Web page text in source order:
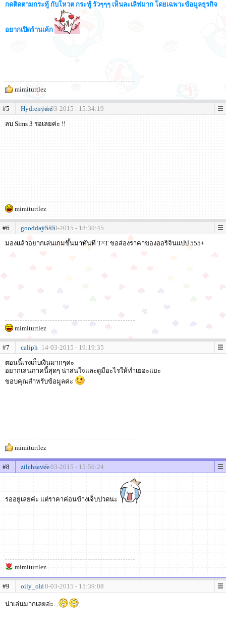
กดติดตามกระทู้ กับโหวต กระทู้ รัวๆๆๆ เห็นละเลิฟมาก โดยเฉพาะข้อมูลธุรกิจ
อยากเปิดร้านเค้ก
mimiturtlez
#5 Hydrenyere14-03-2015 - 15:34:19
ลบ Sims 3 รอเลยค่ะ !!
mimiturtlez
#6 goodday55514-03-2015 - 18:30:45
มองเเล้วอยากเล่นเกมขึ้นมาทันที T^T ขอส่องราคาของออริจินแปป 555+
mimiturtlez
#7 caliph 14-03-2015 - 19:19:35
ตอนนี้เร่งเก็บเงินมากๆค่ะ
อยากเล่นภาคนี้สุดๆ น่าสนใจและดูมีอะไรให้ทำเยอะแยะ
ขอบคุณสำหรับข้อมูลค่ะ
mimiturtlez
#8 zilchsavee15-03-2015 - 15:56:24
รออยู่เลยค่ะ แต่ราคาค่อนข้างเจ็บปวดนะ
mimiturtlez
#9 oily_ola18-03-2015 - 15:39:08
น่าเล่นมากเลยอ่ะ...